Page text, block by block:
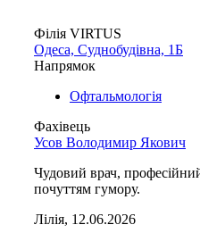
Філія VIRTUS
Одеса, Суднобудівна, 1Б
Напрямок
Офтальмологія
Фахівець
Усов Володимир Якович
Чудовий врач,
почуттям гумору.
Лілія, 12.06.2026